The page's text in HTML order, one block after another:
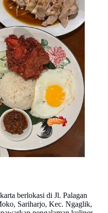
berlokasi di Jl. Palagan
Sariharjo, Kec. Ngaglik,